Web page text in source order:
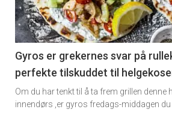
-
section
11
Dagens
rett
Gyros er grekernes svar på
perfekte tilskuddet til
Om du har tenkt til å ta frem grillen denne
innendørs ,er gyros fredags-middagen du